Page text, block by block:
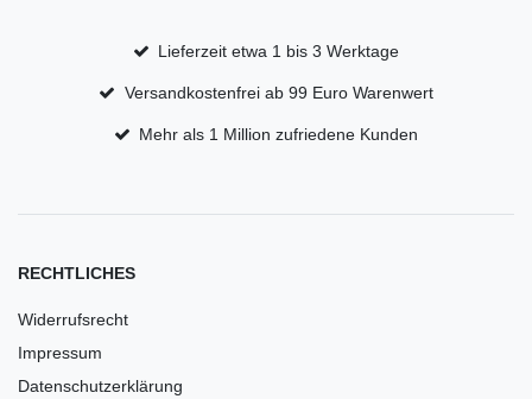
Lieferzeit etwa 1 bis 3 Werktage
Versandkostenfrei ab 99 Euro Warenwert
Mehr als 1 Million zufriedene Kunden
RECHTLICHES
Widerrufsrecht
Impressum
Datenschutzerklärung